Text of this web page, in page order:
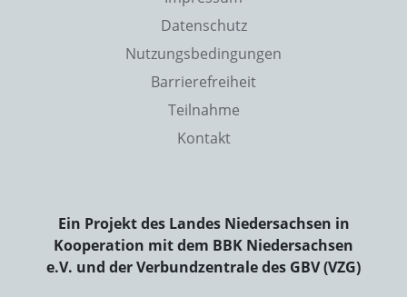
Datenschutz
Nutzungsbedingungen
Barrierefreiheit
Teilnahme
Kontakt
Ein Projekt des Landes Niedersachsen in
Kooperation mit dem BBK Niedersachsen
e.V. und der Verbundzentrale des GBV (VZG)